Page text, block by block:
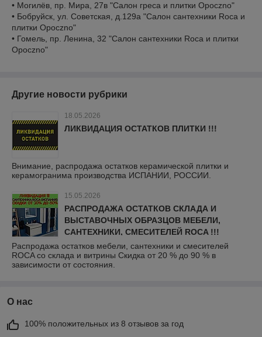
• Могилёв, пр. Мира, 27в "Салон греса и плитки Opoczno"
• Бобруйск, ул. Советская, д.129а "Салон сантехники Roca и
плитки Opoczno"
• Гомель, пр. Ленина, 32 "Салон сантехники Roca и плитки
Opoczno"
Другие новости рубрики
18.05.2026
ЛИКВИДАЦИЯ ОСТАТКОВ ПЛИТКИ !!!
Внимание, распродажа остатков керамической плитки и
керамогранима производства ИСПАНИИ, РОССИИ.
15.05.2026
РАСПРОДАЖА ОСТАТКОВ СКЛАДА И
ВЫСТАВОЧНЫХ ОБРАЗЦОВ МЕБЕЛИ,
САНТЕХНИКИ, СМЕСИТЕЛЕЙ ROCA !!!
Распродажа остатков мебели, сантехники и смесителей
ROCA со склада и витрины Скидка от 20 % до 90 % в
зависимости от состояния.
О нас
100% положительных из 8 отзывов за год